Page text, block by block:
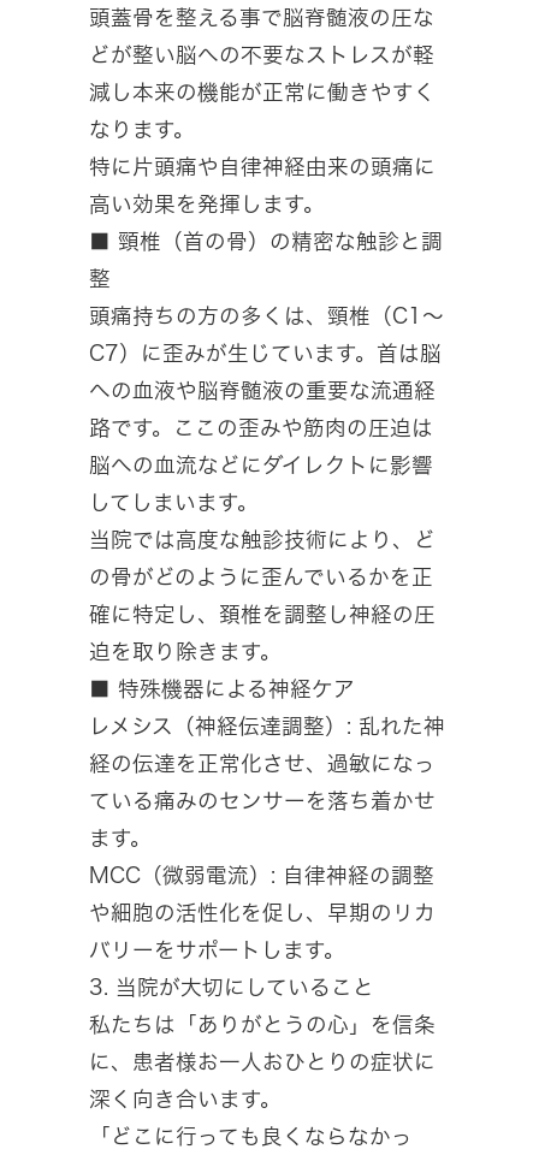
頭蓋骨を整える事で脳脊髄液の圧な
どが整い脳への不要なストレスが軽
減し本来の機能が正常に働きやすく
なります。
特に片頭痛や自律神経由来の頭痛に
高い効果を発揮します。
■ 頸椎（首の骨）の精密な触診と調
整
頭痛持ちの方の多くは、頸椎（C1〜
C7）に歪みが生じています。首は脳
への血液や脳脊髄液の重要な流通経
路です。ここの歪みや筋肉の圧迫は
脳への血流などにダイレクトに影響
してしまいます。
当院では高度な触診技術により、ど
の骨がどのように歪んでいるかを正
確に特定し、頚椎を調整し神経の圧
迫を取り除きます。
■ 特殊機器による神経ケア
レメシス（神経伝達調整）: 乱れた神
経の伝達を正常化させ、過敏になっ
ている痛みのセンサーを落ち着かせ
ます。
MCC（微弱電流）: 自律神経の調整
や細胞の活性化を促し、早期のリカ
バリーをサポートします。
3. 当院が大切にしていること
私たちは「ありがとうの心」を信条
に、患者様お一人おひとりの症状に
深く向き合います。
「どこに行っても良くならなかっ